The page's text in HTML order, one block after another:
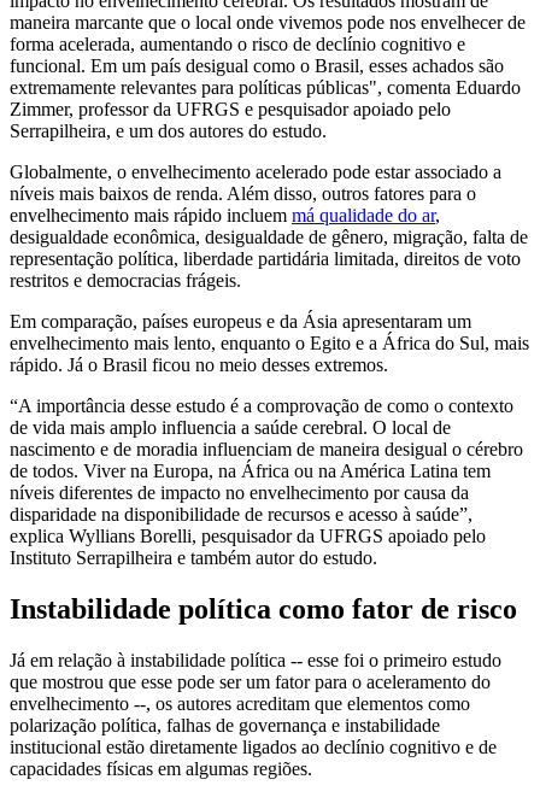
maneira marcante que o local onde vivemos pode nos envelhecer de
forma acelerada, aumentando o risco de declínio cognitivo e
funcional. Em um país desigual como o Brasil, esses achados são
extremamente relevantes para políticas públicas", comenta Eduardo
Zimmer, professor da UFRGS e pesquisador apoiado pelo
Serrapilheira, e um dos autores do estudo.
Globalmente, o envelhecimento acelerado pode estar associado a
níveis mais baixos de renda. Além disso, outros fatores para o
envelhecimento mais rápido incluem má qualidade do ar,
desigualdade econômica, desigualdade de gênero, migração, falta de
representação política, liberdade partidária limitada, direitos de voto
restritos e democracias frágeis.
Em comparação, países europeus e da Ásia apresentaram um
envelhecimento mais lento, enquanto o Egito e a África do Sul, mais
rápido. Já o Brasil ficou no meio desses extremos.
“A importância desse estudo é a comprovação de como o contexto
de vida mais amplo influencia a saúde cerebral. O local de
nascimento e de moradia influenciam de maneira desigual o cérebro
de todos. Viver na Europa, na África ou na América Latina tem
níveis diferentes de impacto no envelhecimento por causa da
disparidade na disponibilidade de recursos e acesso à saúde”,
explica Wyllians Borelli, pesquisador da UFRGS apoiado pelo
Instituto Serrapilheira e também autor do estudo.
Instabilidade política como fator de risco
Já em relação à instabilidade política -- esse foi o primeiro estudo
que mostrou que esse pode ser um fator para o aceleramento do
envelhecimento --, os autores acreditam que elementos como
polarização política, falhas de governança e instabilidade
institucional estão diretamente ligados ao declínio cognitivo e de
capacidades físicas em algumas regiões.